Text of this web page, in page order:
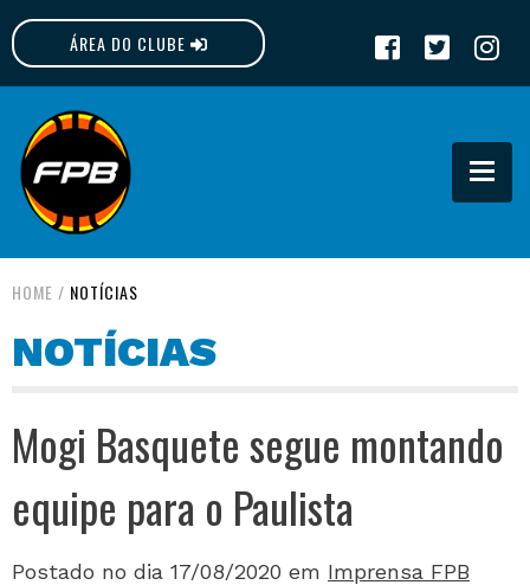
ÁREA DO CLUBE
FPB
HOME / NOTÍCIAS
NOTÍCIAS
Mogi Basquete segue montando
equipe para o Paulista
Postado no dia 17/08/2020 em Imprensa FPB